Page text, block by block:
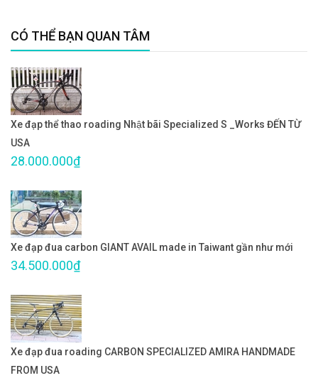
CÓ THỂ BẠN QUAN TÂM
Xe đạp thể thao roading Nhật bãi Specialized S _Works ĐẾN TỪ
USA
28.000.000₫
Xe đạp đua carbon GIANT AVAIL made in Taiwant gần như mới
34.500.000₫
Xe đạp đua roading CARBON SPECIALIZED AMIRA HANDMADE
FROM USA